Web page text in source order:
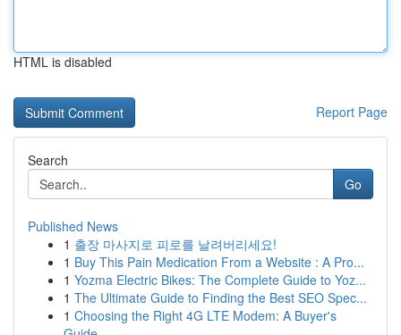
HTML is disabled
Report Page
Search
Go
Published News
1 출장 마사지로 피로를 날려버리세요!
1 Buy This Pain Medication From a Website : A Pro...
1 Yozma Electric Bikes: The Complete Guide to Yoz...
1 The Ultimate Guide to Finding the Best SEO Spec...
1 Choosing the Right 4G LTE Modem: A Buyer's